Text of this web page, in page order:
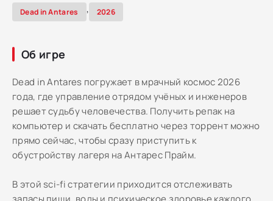
Dead in Antares , 2026
Об игре
Dead in Antares погружает в мрачный космос 2026
года, где управление отрядом учёных и инженеров
решает судьбу человечества. Получить репак на
компьютер и скачать бесплатно через торрент можно
прямо сейчас, чтобы сразу приступить к
обустройству лагеря на Антарес Прайм.
В этой sci-fi стратегии приходится отслеживать